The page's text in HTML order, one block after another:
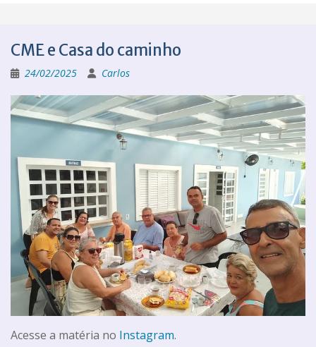
CME e Casa do caminho
24/02/2025 Carlos
Acesse a matéria no Instagram.